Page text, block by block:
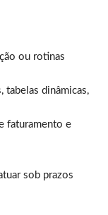
ou rotinas
tabelas dinâmicas,
faturamento e
sob prazos